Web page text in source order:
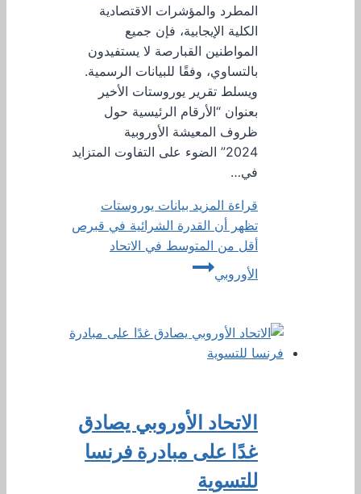
المطرد والمؤشرات الاقتصادية
الكلية الإيجابية، فإن جميع
المواطنين القبارصة لا يستفيدون
بالتساوي، وفقًا للبيانات الرسمية.
ويسلط تقرير يوروستات الأخير
بعنوان “الأرقام الرئيسية حول
ظروف المعيشة الأوروبية
2024” الضوء على التفاوت المتزايد
في…
قراءة المزيد بيانات يوروستات
تظهر أن القدرة الشرائية في قبرص
أقل من المتوسط ​​في الاتحاد
الأوروبي
الاتحاد الأوروبي يصادق
غدًا على مبادرة فرنسا
للتسوية